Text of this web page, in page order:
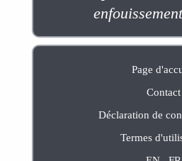
enfouissement
Page
Contact
Déclaration de
Termes